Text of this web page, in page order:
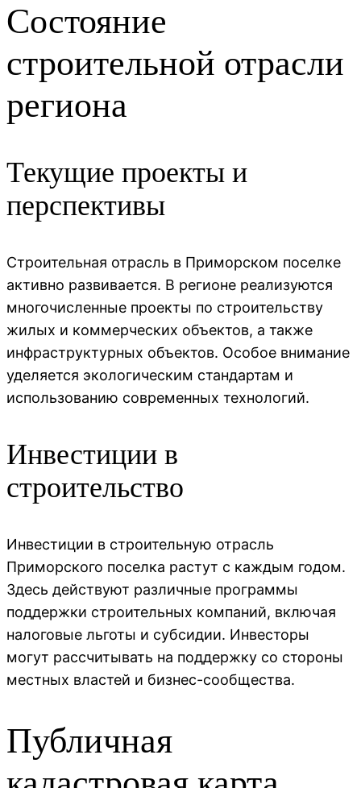
Состояние
строительной отрасли
региона
Текущие проекты и
перспективы
Строительная отрасль в Приморском поселке
активно развивается. В регионе реализуются
многочисленные проекты по строительству
жилых и коммерческих объектов, а также
инфраструктурных объектов. Особое внимание
уделяется экологическим стандартам и
использованию современных технологий.
Инвестиции в
строительство
Инвестиции в строительную отрасль
Приморского поселка растут с каждым годом.
Здесь действуют различные программы
поддержки строительных компаний, включая
налоговые льготы и субсидии. Инвесторы
могут рассчитывать на поддержку со стороны
местных властей и бизнес-сообщества.
Публичная